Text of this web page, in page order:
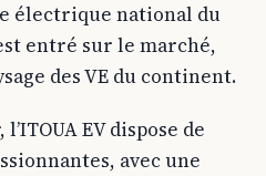
électrique national du
entré sur le marché,
des VE du continent.
EV dispose de
avec une